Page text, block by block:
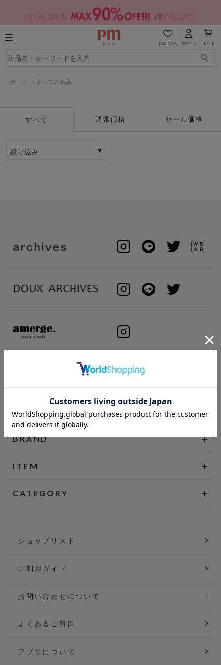
お気に入り ログイン カート
ホーム > すべての商品
すべて 通常価格 セール価格
絞り込み
BRAND
ITEM
CATEGORY
ショップリスト
ご利用ガイド
お問い合わせについて
よくあるご質問
アプリについて